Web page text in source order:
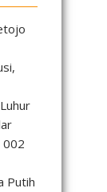
002
Putih